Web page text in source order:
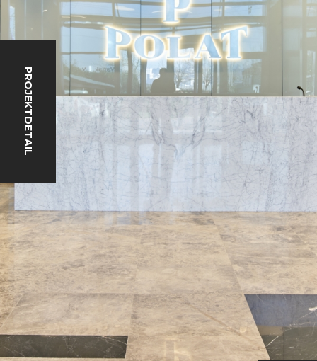
KONTAKT
INFORMATIONSTEXT KVKK
DATENSCHUTZVEREINBARUNGCOOKIE-RICHTLINIE
PROJEKTDETAIL